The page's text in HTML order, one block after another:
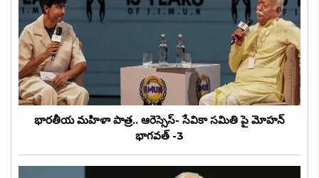
భారతీయ మహిళా పాత్ర.. ఆరెస్సెస్- సేవికా సమితి పై మోహన్
భాగవత్ -3